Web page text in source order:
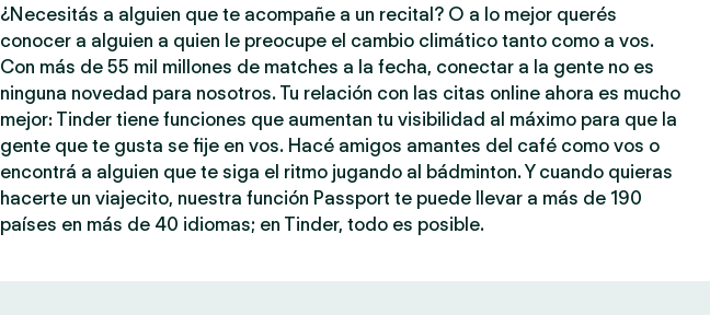
¿Necesitás a alguien que te acompañe a un recital? O a lo mejor querés
conocer a alguien a quien le preocupe el cambio climático tanto como a vos.
Con más de 55 mil millones de matches a la fecha, conectar a la gente no es
ninguna novedad para nosotros. Tu relación con las citas online ahora es mucho
mejor: Tinder tiene funciones que aumentan tu visibilidad al máximo para que la
gente que te gusta se fije en vos. Hacé amigos amantes del café como vos o
encontrá a alguien que te siga el ritmo jugando al bádminton. Y cuando quieras
hacerte un viajecito, nuestra función Passport te puede llevar a más de 190
países en más de 40 idiomas; en Tinder, todo es posible.